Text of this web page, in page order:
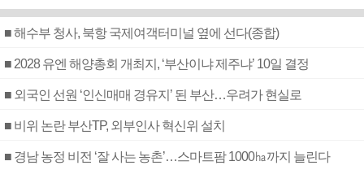
■ 해수부 청사, 북항 국제여객터미널 옆에 선다(종합)
■ 2028 유엔 해양총회 개최지, ‘부산이냐 제주냐’ 10일 결정
■ 외국인 선원 ‘인신매매 경유지’ 된 부산…우려가 현실로
■ 비위 논란 부산TP, 외부인사 혁신위 설치
■ 경남 농정 비전 ‘잘 사는 농촌’…스마트팜 1000㏊까지 늘린다